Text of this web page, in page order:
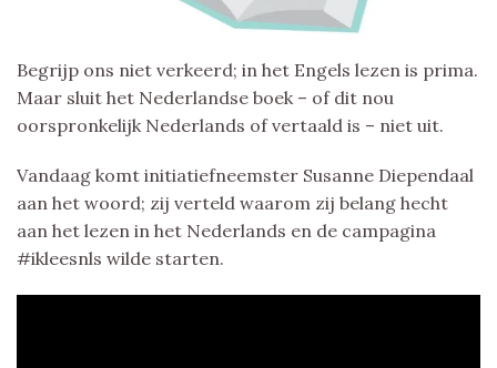
Begrijp ons niet verkeerd; in het Engels lezen is prima.
Maar sluit het Nederlandse boek – of dit nou
oorspronkelijk Nederlands of vertaald is – niet uit.
Vandaag komt initiatiefneemster Susanne Diependaal
aan het woord; zij verteld waarom zij belang hecht
aan het lezen in het Nederlands en de campagina
#ikleesnls wilde starten.